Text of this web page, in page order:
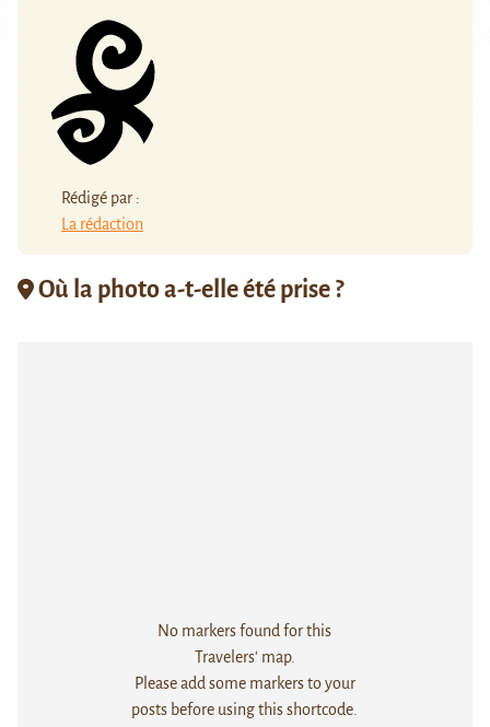
Rédigé par :
La rédaction
Où la photo a-t-elle été prise ?
No markers found for this
Travelers' map.
Please add some markers to your
posts before using this shortcode.